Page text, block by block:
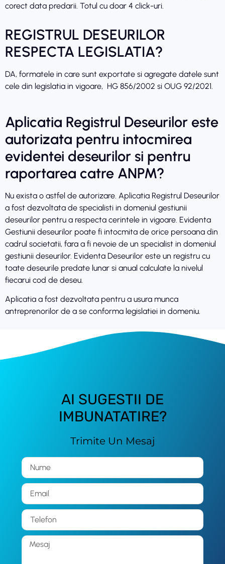
corect data predarii. Totul cu doar 4 click-uri.
REGISTRUL DESEURILOR
RESPECTA LEGISLATIA?
DA, formatele in care sunt exportate si agregate datele sunt
cele din legislatia in vigoare, HG 856/2002 si OUG 92/2021.
Aplicatia Registrul Deseurilor este
autorizata pentru intocmirea
evidentei deseurilor si pentru
raportarea catre ANPM?
Nu exista o astfel de autorizare. Aplicatia Registrul Deseurilor
a fost dezvoltata de specialisti in domeniul gestiunii
deseurilor pentru a respecta cerintele in vigoare. Evidenta
Gestiunii deseurilor poate fi intocmita de orice persoana din
cadrul societatii, fara a fi nevoie de un specialist in domeniul
gestiunii deseurilor. Evidenta Deseurilor este un registru cu
toate deseurile predate lunar si anual calculate la nivelul
fiecarui cod de deseu.
Aplicatia a fost dezvoltata pentru a usura munca
antreprenorilor de a se conforma legislatiei in domeniu.
AI SUGESTII DE
IMBUNATATIRE?
Trimite Un Mesaj